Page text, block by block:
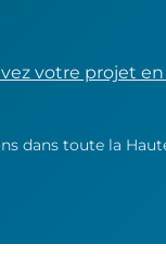
votre projet
dans toute la